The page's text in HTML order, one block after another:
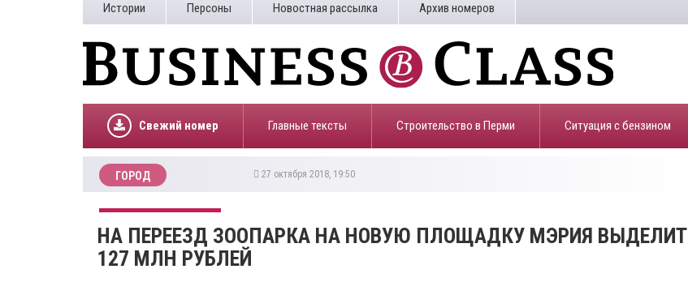
Истории Персоны Новостная рассылка Архив номеров
Свежий номер Главные тексты Строительство в Перми ​Ситуация с бензином
ГОРОД 27 октября 2018, 19:50
НА ПЕРЕЕЗД ЗООПАРКА НА НОВУЮ ПЛОЩАДКУ МЭРИЯ ВЫДЕЛИТ
127 МЛН РУБЛЕЙ